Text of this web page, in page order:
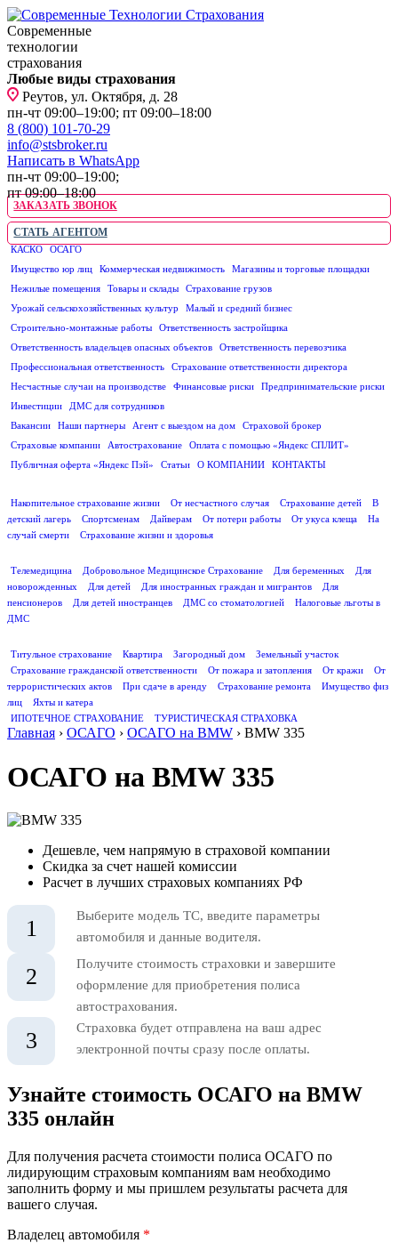
Современные
технологии
страхования
Любые виды страхования
Реутов, ул. Октября, д. 28
пн-чт 09:00–19:00; пт 09:00–18:00
8 (800) 101-70-29
info@stsbroker.ru
Написать в WhatsApp
пн-чт 09:00–19:00;
пт 09:00–18:00
ЗАКАЗАТЬ ЗВОНОК
СТАТЬ АГЕНТОМ
КАСКО ОСАГО
Имущество юр лиц
Коммерческая недвижимость
Магазины и торговые площадки
Нежилые помещения
Товары и склады
Страхование грузов
Урожай сельскохозяйственных культур
Малый и средний бизнес
Строительно-монтажные работы
Ответственность застройщика
Ответственность владельцев опасных объектов
Ответственность перевозчика
Профессиональная ответственность
Страхование ответственности директора
Несчастные случаи на производстве
Финансовые риски
Предпринимательские риски
Инвестиции
ДМС для сотрудников
Вакансии
Наши партнеры Агент с выездом на дом
Страховой брокер
Страховые компании
Автострахование
Оплата с помощью «Яндекс СПЛИТ»
Публичная оферта «Яндекс Пэй»
Статьи О КОМПАНИИ
КОНТАКТЫ
Накопительное страхование жизни
От несчастного случая Страхование детей
В
детский лагерь
Спортсменам Дайверам От потери работы От укуса клеща
На
случай смерти
Страхование жизни и здоровья
Телемедицина
Добровольное Медицинское Страхование Для беременных
Для
новорожденных
Для детей Для иностранных граждан и мигрантов
Для
пенсионеров
Для детей иностранцев ДМС со стоматологией
Налоговые льготы в
ДМС
Титульное страхование
Квартира Загородный дом
Земельный участок
Страхование гражданской ответственности
От пожара и затопления От кражи
От
террористических актов
При сдаче в аренду Страхование ремонта
Имущество физ
лиц
Яхты и катера
ИПОТЕЧНОЕ СТРАХОВАНИЕ
ТУРИСТИЧЕСКАЯ СТРАХОВКА
Главная › ОСАГО › ОСАГО на BMW › BMW 335
ОСАГО на BMW 335
Дешевле, чем напрямую в страховой компании
Скидка за счет нашей комиссии
Расчет в лучших страховых компаниях РФ
1
Выберите модель ТС, введите параметры
автомобиля и данные водителя.
2
Получите стоимость страховки и завершите
оформление для приобретения полиса
автострахования.
3
Страховка будет отправлена на ваш адрес
электронной почты сразу после оплаты.
Узнайте стоимость ОСАГО на BMW
335 онлайн
Для получения расчета стоимости полиса ОСАГО по
лидирующим страховым компаниям вам необходимо
заполнить форму и мы пришлем результаты расчета для
вашего случая.
Владелец автомобиля *